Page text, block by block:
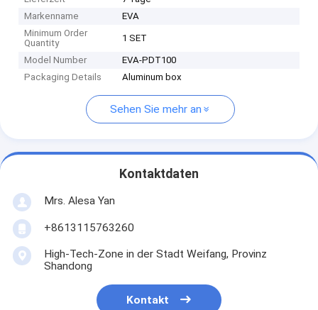
Markenname
EVA
Minimum Order
Quantity
1 SET
Model Number
EVA-PDT100
Packaging Details
Aluminum box
Sehen Sie mehr an
Kontaktdaten
Mrs. Alesa Yan
+8613115763260
High-Tech-Zone in der Stadt Weifang, Provinz
Shandong
Kontakt